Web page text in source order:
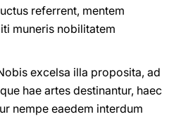
referrent, mentem
muneris nobilitatem
excelsa illa proposita, ad
hae artes destinantur, haec
nempe eaedem interdum